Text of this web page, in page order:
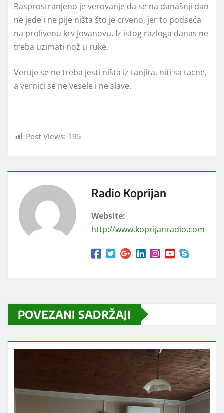
Rasprostranjeno je verovanje da se na današnji dan
ne jede i ne pije ništa što je crveno, jer to podseća
na prolivenu krv Jovanovu. Iz istog razloga danas ne
treba uzimati nož u ruke.
Veruje se ne treba jesti ništa iz tanjira, niti sa tacne,
a vernici se ne vesele i ne slave.
Post Views: 195
Radio Koprijan
Website:
http://www.koprijanradio.com
POVEZANI SADRŽAJI